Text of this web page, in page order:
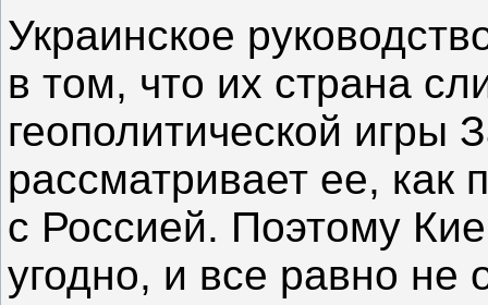
Украинское
в том, что их страна
геополитической игры
рассматривает ее, как
с Россией. Поэтому
угодно, и все равно не